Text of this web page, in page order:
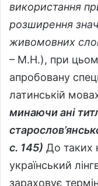
використання
розширення
живомовних
– М.Н.), при
апробовану
латинській
минаючи ані
с. 145) До таких
український
зараховує